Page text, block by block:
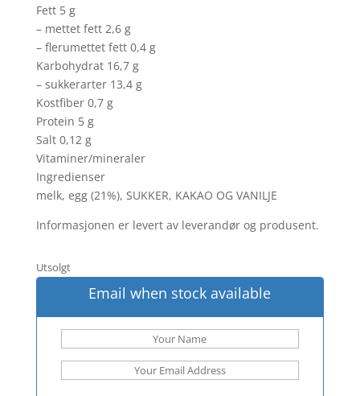
Fett 5 g
– mettet fett 2,6 g
– flerumettet fett 0,4 g
Karbohydrat 16,7 g
– sukkerarter 13,4 g
Kostfiber 0,7 g
Protein 5 g
Salt 0,12 g
Vitaminer/mineraler
Ingredienser
melk, egg (21%), SUKKER, KAKAO OG VANILJE
Informasjonen er levert av leverandør og produsent.
Utsolgt
Email when stock available